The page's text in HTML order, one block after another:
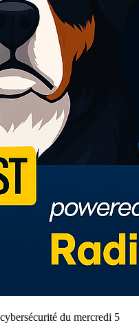
du mercredi 5